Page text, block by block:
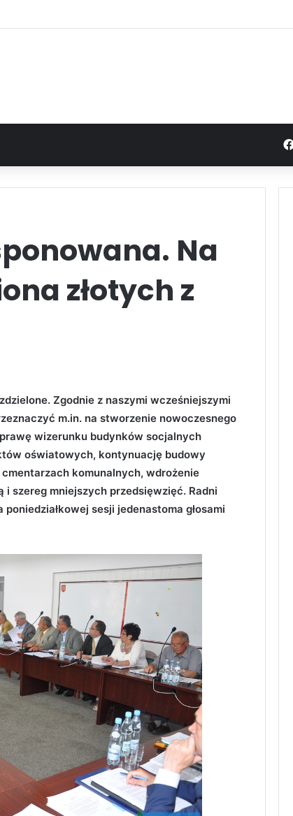
Na
złotych z
Zgodnie z naszymi wcześniejszymi
m.in. na stworzenie nowoczesnego
wizerunku budynków socjalnych
oświatowych, kontynuację budowy
komunalnych, wdrożenie
szereg mniejszych przedsięwzięć. Radni
sesji jedenastoma głosami